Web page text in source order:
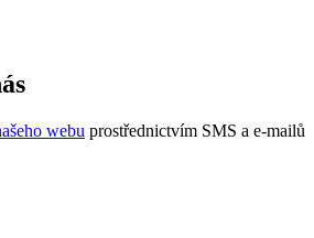
webu prostřednictvím SMS a e-mailů